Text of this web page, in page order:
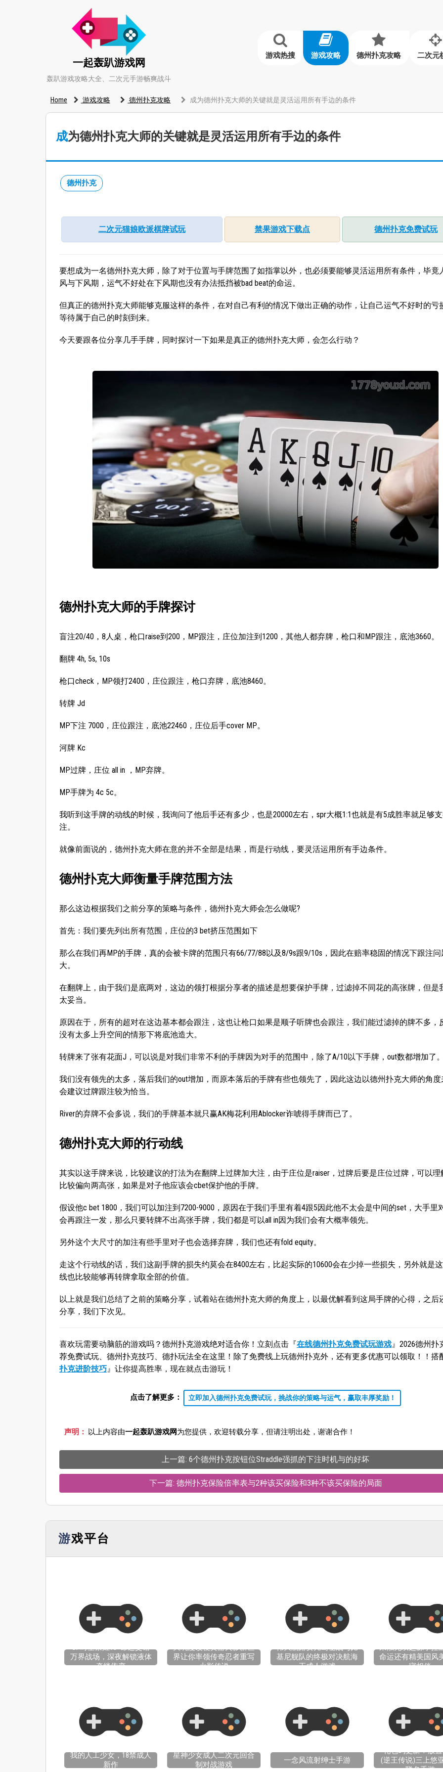
一起轰趴游戏网
轰趴游戏攻略大全、二次元手游畅爽战斗
游戏热搜 游戏攻略 德州扑克攻略 二次元
Home 游戏攻略 德州扑克攻略 成为德州扑克大师的关键就是灵活运用所有手边的条件
成为德州扑克大师的关键就是灵活运用所有手边的条件
德州扑克
二次元猫娘欧派棋牌试玩 禁果游戏下载点 德州扑克免费试玩
要想成为一名德州扑克大师，除了对于位置与手牌范围了如指掌以外，也必须要能够灵活运用所有条件，毕竟
风与下风期，运气不好处在下风期也没有办法抵挡被bad beat的命运。
但真正的德州扑克大师能够克服这样的条件，在对自己有利的情况下做出正确的动作，让自己运气不好时的亏
等待属于自己的时刻到来。
今天要跟各位分享几手手牌，同时探讨一下如果是真正的德州扑克大师，会怎么行动？
德州扑克大师的手牌探讨
盲注20/40，8人桌，枪口raise到200，MP跟注，庄位加注到1200，其他人都弃牌，枪口和MP跟注，底池3660。
翻牌 4h, 5s, 10s
枪口check，MP领打2400，庄位跟注，枪口弃牌，底池8460。
转牌 Jd
MP下注 7000，庄位跟注，底池22460，庄位后手cover MP。
河牌 Kc
MP过牌，庄位 all in ，MP弃牌。
MP手牌为 4c 5c。
我听到这手牌的动线的时候，我询问了他后手还有多少，也是20000左右，spr大概1:1也就是有5成胜率就足够
注。
就像前面说的，德州扑克大师在意的并不全部是结果，而是行动线，要灵活运用所有手边条件。
德州扑克大师衡量手牌范围方法
那么这边根据我们之前分享的策略与条件，德州扑克大师会怎么做呢?
首先：我们要先列出所有范围，庄位的3 bet挤压范围如下
那么在我们再MP的手牌，真的会被卡牌的范围只有66/77/88以及8/9s跟9/10s，因此在赔率稳固的情况下跟注问
大。
在翻牌上，由于我们是底两对，这边的领打根据分享者的描述是想要保护手牌，过滤掉不同花的高张牌，但是
太妥当。
原因在于，所有的超对在这边基本都会跟注，这也让枪口如果是顺子听牌也会跟注，我们能过滤掉的牌不多，
没有太多上升空间的情形下将底池造大。
转牌来了张有花面J，可以说是对我们非常不利的手牌因为对手的范围中，除了A/10以下手牌，out数都增加了
我们没有领先的太多，落后我们的out增加，而原本落后的手牌有些也领先了，因此这边以德州扑克大师的角
会建议过牌跟注较为恰当。
River的弃牌不会多说，我们的手牌基本就只赢AK梅花利用Ablocker诈唬得手牌而已了。
德州扑克大师的行动线
其实以这手牌来说，比较建议的打法为在翻牌上过牌加大注，由于庄位是raiser，过牌后要是庄位过牌，可以理
比较偏向两高张，如果是对子他应该会cbet保护他的手牌。
假设他c bet 1800，我们可以加注到7200-9000，原因在于我们手里有着4跟5因此他不太会是中间的set，大手里
会再跟注一发，那么只要转牌不出高张手牌，我们都是可以all in因为我们会有大概率领先。
另外这个大尺寸的加注有些手里对子也会选择弃牌，我们也还有fold equity。
走这个行动线的话，我们这副手牌的损失约莫会在8400左右，比起实际的10600会在少掉一些损失，另外就是
线也比较能够再转牌拿取全部的价值。
以上就是我们总结了之前的策略分享，试着站在德州扑克大师的角度上，以最优解看到这局手牌的心得，之后
分享，我们下次见。
喜欢玩需要动脑筋的游戏吗？德州扑克游戏绝对适合你！立刻点击『在线德州扑克免费试玩游戏』2026德州扑
荐免费试玩、德州扑克技巧、德扑玩法全在这里！除了免费线上玩德州扑克外，还有更多优惠可以领取！！搭
扑克进阶技巧』让你提高胜率，现在就点击游玩！
点击了解更多： 立即加入德州扑克免费试玩，挑战你的策略与运气，赢取丰厚奖励！
声明： 以上内容由一起轰趴游戏网为您提供，欢迎转载分享，但请注明出处，谢谢合作！
上一篇: 6个德州扑克按钮位Straddle强抓的下注时机与的好坏
下一篇: 德州扑克保险倍率表与2种该买保险和3种不该买保险的局面
游戏平台
OP时空禁姬18+命运交错
万界战场，深夜解锁液体
牵绊依恋
大玩漫改梗黄游火影新世
界让你率领传奇忍者重写
火影传说
伟大航路女儿岛秘战与比
基尼舰队的终极对决航海
王成人游戏
来浊无双起源掌控
命运还有精美国风
寝相伴
我的人工少女，18禁成人
新作
星神少女成人二次元回合
制对战游戏
一念风流射绅士手游
礼包码更新！放
(逆王传说)三上悠
联名手游